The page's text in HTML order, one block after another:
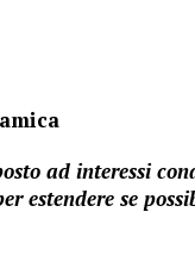
ad interessi
estendere se